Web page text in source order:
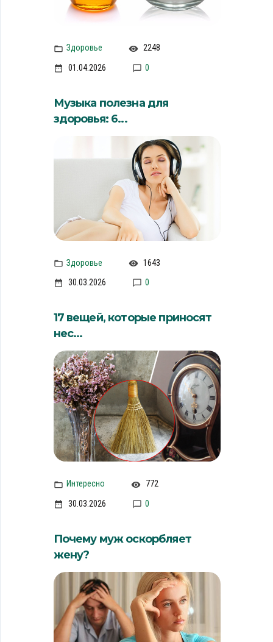
Здоровье 2248
01.04.2026 0
Музыка полезна для
здоровья: 6...
Здоровье 1643
30.03.2026 0
17 вещей, которые приносят
нес...
Интересно 772
30.03.2026 0
Почему муж оскорбляет
жену?